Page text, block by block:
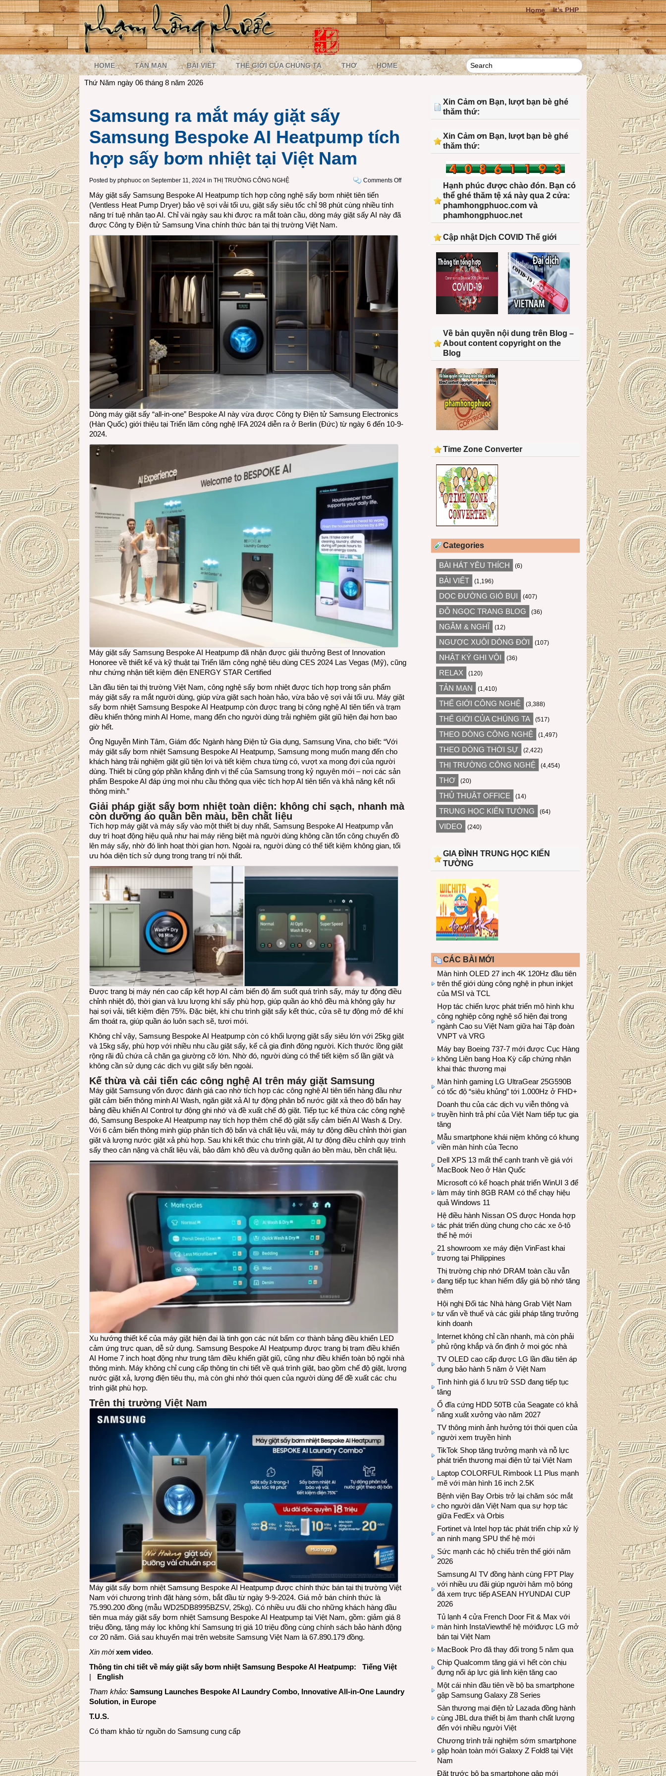
Home It’s PHP
HOME TẢN MẠN BÀI VIẾT THẾ GIỚI CỦA CHÚNG TA THƠ HOME
Thứ Năm ngày 06 tháng 8 năm 2026
Samsung ra mắt máy giặt sấy
Samsung Bespoke AI Heatpump tích
hợp sấy bơm nhiệt tại Việt Nam
Posted by phphuoc on September 11, 2024 in THỊ TRƯỜNG CÔNG NGHỆ Comments Offon
máy
Máy giặt sấy Samsung Bespoke AI Heatpump tích hợp công nghệ sấy bơm nhiệt tiên tiến
(Ventless Heat Pump Dryer) bảo vệ sợi vải tối ưu, giặt sấy siêu tốc chỉ 98 phút cùng nhiều tính
năng trí tuệ nhân tạo AI. Chỉ vài ngày sau khi được ra mắt toàn cầu, dòng máy giặt sấy AI này đã
được Công ty Điện tử Samsung Vina chính thức bán tại thị trường Việt Nam.
Dòng máy giặt sấy “all-in-one” Bespoke AI này vừa được Công ty Điện tử Samsung Electronics
(Hàn Quốc) giới thiệu tại Triển lãm công nghệ IFA 2024 diễn ra ở Berlin (Đức) từ ngày 6 đến 10-9-
2024.
Máy giặt sấy Samsung Bespoke AI Heatpump đã nhận được giải thưởng Best of Innovation
Honoree về thiết kế và kỹ thuật tại Triển lãm công nghệ tiêu dùng CES 2024 Las Vegas (Mỹ), cũng
như chứng nhận tiết kiệm điện ENERGY STAR Certified
Lần đầu tiên tại thị trường Việt Nam, công nghệ sấy bơm nhiệt được tích hợp trong sản phẩm
máy giặt sấy ra mắt người dùng, giúp vừa giặt sạch hoàn hảo, vừa bảo vệ sợi vải tối ưu. Máy giặt
sấy bơm nhiệt Samsung Bespoke AI Heatpump còn được trang bị công nghệ AI tiên tiến và trạm
điều khiển thông minh AI Home, mang đến cho người dùng trải nghiệm giặt giũ hiện đại hơn bao
giờ hết.
Ông Nguyễn Minh Tâm, Giám đốc Ngành hàng Điện tử Gia dụng, Samsung Vina, cho biết: “Với
máy giặt sấy bơm nhiệt Samsung Bespoke AI Heatpump, Samsung mong muốn mang đến cho
khách hàng trải nghiệm giặt giũ tiện lợi và tiết kiệm chưa từng có, vượt xa mong đợi của người
dùng. Thiết bị cũng góp phần khẳng định vị thế của Samsung trong kỷ nguyên mới – nơi các sản
phẩm Bespoke AI đáp ứng mọi nhu cầu thông qua việc tích hợp AI tiên tiến và khả năng kết nối
thông minh.”
Giải pháp giặt sấy bơm nhiệt toàn diện: không chỉ sạch, nhanh mà
còn dưỡng áo quần bền màu, bền chất liệu
Tích hợp máy giặt và máy sấy vào một thiết bị duy nhất, Samsung Bespoke AI Heatpump vẫn
duy trì hoạt động hiệu quả như hai máy riêng biệt mà người dùng không cần tốn công chuyển đồ
lên máy sấy, nhờ đó linh hoạt thời gian hơn. Ngoài ra, người dùng có thể tiết kiệm không gian, tối
ưu hóa diện tích sử dụng trong trang trí nội thất.
Được trang bị máy nén cao cấp kết hợp AI cảm biến độ ẩm suốt quá trình sấy, máy tự động điều
chỉnh nhiệt độ, thời gian và lưu lượng khí sấy phù hợp, giúp quần áo khô đều mà không gây hư
hại sợi vải, tiết kiệm điện 75%. Đặc biệt, khi chu trình giặt sấy kết thúc, cửa sẽ tự động mở để khí
ẩm thoát ra, giúp quần áo luôn sạch sẽ, tươi mới.
Không chỉ vậy, Samsung Bespoke AI Heatpump còn có khối lượng giặt sấy siêu lớn với 25kg giặt
và 15kg sấy, phù hợp với nhiều nhu cầu giặt sấy, kể cả gia đình đông người. Kích thước lồng giặt
rộng rãi đủ chứa cả chăn ga giường cỡ lớn. Nhờ đó, người dùng có thể tiết kiệm số lần giặt và
không cần sử dụng các dịch vụ giặt sấy bên ngoài.
Kế thừa và cải tiến các công nghệ AI trên máy giặt Samsung
Máy giặt Samsung vốn được đánh giá cao nhờ tích hợp các công nghệ AI tiên tiến hàng đầu như
giặt cảm biến thông minh AI Wash, ngăn giặt xả AI tự động phân bổ nước giặt xả theo độ bẩn hay
bảng điều khiển AI Control tự động ghi nhớ và đề xuất chế độ giặt. Tiếp tục kế thừa các công nghệ
đó, Samsung Bespoke AI Heatpump nay tích hợp thêm chế độ giặt sấy cảm biến AI Wash & Dry.
Với 6 cảm biến thông minh giúp phân tích độ bẩn và chất liệu vải, máy tự động điều chỉnh thời gian
giặt và lượng nước giặt xả phù hợp. Sau khi kết thúc chu trình giặt, AI tự động điều chỉnh quy trình
sấy theo cân nặng và chất liệu vải, bảo đảm khô đều và dưỡng quần áo bền màu, bền chất liệu.
Xu hướng thiết kế của máy giặt hiện đại là tinh gọn các nút bấm cơ thành bảng điều khiển LED
cảm ứng trực quan, dễ sử dụng. Samsung Bespoke AI Heatpump được trang bị trạm điều khiển
AI Home 7 inch hoạt động như trung tâm điều khiển giặt giũ, cũng như điều khiển toàn bộ ngôi nhà
thông minh. Máy không chỉ cung cấp thông tin chi tiết về quá trình giặt, bao gồm chế độ giặt, lượng
nước giặt xả, lượng điện tiêu thụ, mà còn ghi nhớ thói quen của người dùng để đề xuất các chu
trình giặt phù hợp.
Trên thị trường Việt Nam
Máy giặt sấy bơm nhiệt Samsung Bespoke AI Heatpump được chính thức bán tại thị trường Việt
Nam với chương trình đặt hàng sớm, bắt đầu từ ngày 9-9-2024. Giá mở bán chính thức là
75.990.200 đồng (mẫu WD25DB8995BZSV, 25kg). Có nhiều ưu đãi cho những khách hàng đầu
tiên mua máy giặt sấy bơm nhiệt Samsung Bespoke AI Heatpump tại Việt Nam, gồm: giảm giá 8
triệu đồng, tặng máy lọc không khí Samsung trị giá 10 triệu đồng cùng chính sách bảo hành động
cơ 20 năm. Giá sau khuyến mại trên website Samsung Việt Nam là 67.890.179 đồng.
Xin mời xem video.
Thông tin chi tiết về máy giặt sấy bơm nhiệt Samsung Bespoke AI Heatpump: Tiếng Việt
|
English
Tham khảo: Samsung Launches Bespoke AI Laundry Combo, Innovative All-in-One Laundry
Solution, in Europe
T.U.S.
Có tham khảo từ nguồn do Samsung cung cấp
Xin Cảm ơn Bạn, lượt bạn bè ghé
thăm thứ:
Xin Cảm ơn Bạn, lượt bạn bè ghé
thăm thứ:
Hạnh phúc được chào đón. Bạn có
thể ghé thăm tệ xá này qua 2 cửa:
phamhongphuoc.com và
phamhongphuoc.net
Cập nhật Dịch COVID Thế giới
Về bản quyền nội dung trên Blog –
About content copyright on the
Blog
Time Zone Converter
Categories
BÀI HÁT YÊU THÍCH (6)
BÀI VIẾT (1,196)
DỌC ĐƯỜNG GIÓ BỤI (407)
ĐỖ NGỌC TRANG BLOG (36)
NGẪM & NGHĨ (12)
NGƯỢC XUÔI DÒNG ĐỜI (107)
NHẬT KÝ GHI VỘI (36)
RELAX (120)
TẢN MẠN (1,410)
THẾ GIỚI CÔNG NGHỆ (3,388)
THẾ GIỚI CỦA CHÚNG TA (517)
THEO DÒNG CÔNG NGHỆ (1,497)
THEO DÒNG THỜI SỰ (2,422)
THỊ TRƯỜNG CÔNG NGHỆ (4,454)
THƠ (20)
THỦ THUẬT OFFICE (14)
TRUNG HỌC KIẾN TƯỜNG (64)
VIDEO (240)
GIA ĐÌNH TRUNG HỌC KIẾN
TƯỜNG
CÁC BÀI MỚI
Màn hình OLED 27 inch 4K 120Hz đầu tiên
trên thế giới dùng công nghệ in phun inkjet
của MSI và TCL
Hợp tác chiến lược phát triển mô hình khu
công nghiệp công nghệ số hiện đại trong
ngành Cao su Việt Nam giữa hai Tập đoàn
VNPT và VRG
Máy bay Boeing 737-7 mới được Cục Hàng
không Liên bang Hoa Kỳ cấp chứng nhận
khai thác thương mại
Màn hình gaming LG UltraGear 25G590B
có tốc độ “siêu khủng” tới 1.000Hz ở FHD+
Doanh thu của các dịch vụ viễn thông và
truyền hình trả phí của Việt Nam tiếp tục gia
tăng
Mẫu smartphone khái niệm không có khung
viền màn hình của Tecno
Dell XPS 13 mất thế cạnh tranh về giá với
MacBook Neo ở Hàn Quốc
Microsoft có kế hoạch phát triển WinUI 3 để
làm máy tính 8GB RAM có thể chạy hiệu
quả Windows 11
Hệ điều hành Nissan OS được Honda hợp
tác phát triển dùng chung cho các xe ô-tô
thế hệ mới
21 showroom xe máy điện VinFast khai
trương tại Philippines
Thị trường chip nhớ DRAM toàn cầu vẫn
đang tiếp tục khan hiếm đẩy giá bộ nhớ tăng
thêm
Hội nghị Đối tác Nhà hàng Grab Việt Nam
tư vấn về thuế và các giải pháp tăng trưởng
kinh doanh
Internet không chỉ cần nhanh, mà còn phải
phủ rộng khắp và ổn định ở mọi góc nhà
TV OLED cao cấp được LG lần đầu tiên áp
dụng bảo hành 5 năm ở Việt Nam
Tình hình giá ổ lưu trữ SSD đang tiếp tục
tăng
Ổ đĩa cứng HDD 50TB của Seagate có khả
năng xuất xưởng vào năm 2027
TV thông minh ảnh hưởng tới thói quen của
người xem truyền hình
TikTok Shop tăng trưởng mạnh và nỗ lực
phát triển thương mại điện tử tại Việt Nam
Laptop COLORFUL Rimbook L1 Plus mạnh
mẽ với màn hình 16 inch 2.5K
Bệnh viện Bay Orbis trở lại chăm sóc mắt
cho người dân Việt Nam qua sự hợp tác
giữa FedEx và Orbis
Fortinet và Intel hợp tác phát triển chip xử lý
an ninh mạng SPU thế hệ mới
Sức mạnh các hộ chiếu trên thế giới năm
2026
Samsung AI TV đồng hành cùng FPT Play
với nhiều ưu đãi giúp người hâm mộ bóng
đá xem trực tiếp ASEAN HYUNDAI CUP
2026
Tủ lạnh 4 cửa French Door Fit & Max với
màn hình InstaViewthế hệ mớiđược LG mở
bán tại Việt Nam
MacBook Pro đã thay đổi trong 5 năm qua
Chip Qualcomm tăng giá vì hết còn chịu
đựng nổi áp lực giá linh kiện tăng cao
Một cái nhìn đầu tiên về bộ ba smartphone
gập Samsung Galaxy Z8 Series
Sàn thương mại điện tử Lazada đồng hành
cùng JBL dưa thiết bị âm thanh chất lượng
đến với nhiều người Việt
Chương trình trải nghiệm sớm smartphone
gập hoàn toàn mới Galaxy Z Fold8 tại Việt
Nam
Đặt trước bộ ba smartphone gập mới